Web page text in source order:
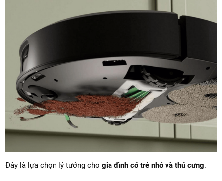
Đây là lựa chọn lý tưởng chogia đình có trẻ nhỏ và thú cưng.